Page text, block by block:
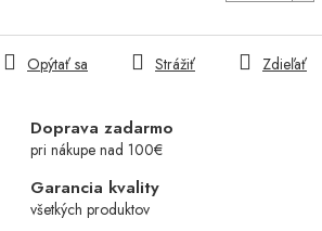
Doprava zadarmo
pri nákupe nad 100€
Garancia kvality
všetkých produktov
Opýtať sa Strážiť Zdieľať